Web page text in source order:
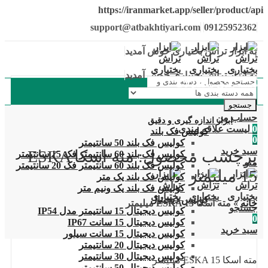
https://iranmarket.app/seller/product/api
support@atbakhtiyari.com 09125952362
به ابزار تراش بختیاری خوش آمدید
به ابزار تراش بختیاری خوش آمدید
جستجو
حساب من
0 لیست علاقه مندی
0
سبد خرید
منو
جستجو
0
سبد خرید
دسته بندی محصولات
ابزار اندازه گیری و دقیق
کولیس فک بلند
کولیس فک بلند 50 سانتیمتر
کولیس فک بلند 60 سانتیمتر فک 15 سانتیمتر
کولیس فک بلند 60 سانتیمتر فک 20 سانتیمتر
کولیس فک بلند یک متر
کولیس فک بلند یک ونیم متر
کولیس دیجیتال
کولیس دیجیتال 15 سانتیمتر مدل IP54
کولیس دیجیتال 15 سانت IP67
کولیس دیجیتال 15 سانت سیلور
کولیس دیجیتال 20 سانتیمتر
کولیس دیجیتال 30 سانتیمتر
برچسب محصول: مته اسکا ESKA
15 میلیمتر
خانه»مته اسکا ESKA 15 میلیمتر
مته اسکا ESKA 15 میلیمتر